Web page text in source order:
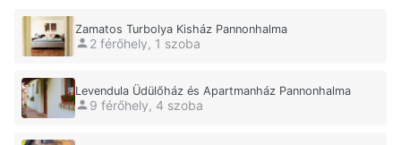
Zamatos Turbolya Kisház Pannonhalma
2 férőhely, 1 szoba
Levendula Üdülőház és Apartmanház Pannonhalma
9 férőhely, 4 szoba